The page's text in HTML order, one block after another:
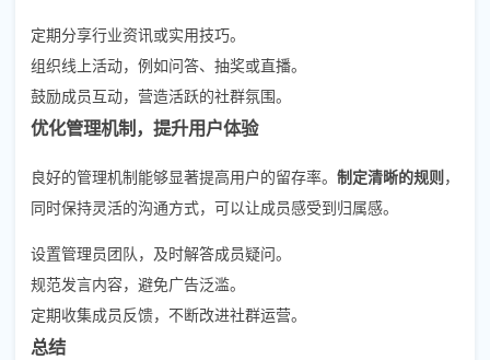
定期分享行业资讯或实用技巧。
组织线上活动，例如问答、抽奖或直播。
鼓励成员互动，营造活跃的社群氛围。
优化管理机制，提升用户体验
良好的管理机制能够显著提高用户的留存率。 制定清晰的规则，
同时保持灵活的沟通方式，可以让成员感受到归属感。
设置管理员团队，及时解答成员疑问。
规范发言内容，避免广告泛滥。
定期收集成员反馈，不断改进社群运营。
总结